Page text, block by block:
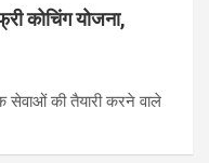
कोचिंग योजना,
सेवाओं की तैयारी करने वाले